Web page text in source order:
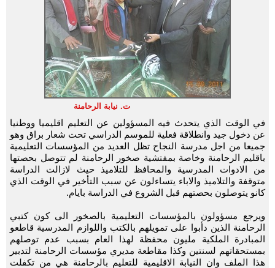
ت. نيابة الرحامنة
في الوقت الذي يتحدث فيه المسؤولين عن التعليم اقليميا ووطنيا
عن دخول جيد وانطلاقة فعلية للموسم الدراسي تحت شعار براق وهو
جميعا من اجل مدرسة النجاح تظل العديد من المؤسسات التعليمية
باقليم الرحامنة وخاصة بمفتشية صخور الرحامنة لم تتوصل بحصتها
من الادوات المدرسية والمحافظ للتلاميذ حيث لازالت الدراسة
متوقفة والتلاميذ والاباء يتساءلون عن سبب التأخير في الوقت الذي
كانو يتوصلون بحصتهم قبل الشروع في الدراسة بايام.
ويرجع مسؤولون بالمؤسسات التعليمية بالصخور الى كون كتبي
الرحامنة الذين دأبوا على تمويلهم بالكتب واللوازم المدرسية قاطعو
المبادرة الملكية مليون محفظة لهذا العام بسبب عدم توصلهم
بمستحقاتهم لسنتين وكذا مقاطعة مديري مؤسسات الرحامنة لتدبير
هذا الملف وان النيابة الاقليمية للتعليم بالرحامنة هي من تكفلت